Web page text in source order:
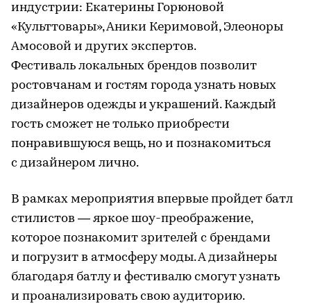
индустрии: Екатерины Горюновой
«Культтовары», Аники Керимовой, Элеоноры
Амосовой и других экспертов.
Фестиваль локальных брендов позволит
ростовчанам и гостям города узнать новых
дизайнеров одежды и украшений. Каждый
гость сможет не только приобрести
понравившуюся вещь, но и познакомиться
с дизайнером лично.
В рамках мероприятия впервые пройдет батл
стилистов — яркое шоу-преображение,
которое познакомит зрителей с брендами
и погрузит в атмосферу моды. А дизайнеры
благодаря батлу и фестивалю смогут узнать
и проанализировать свою аудиторию.